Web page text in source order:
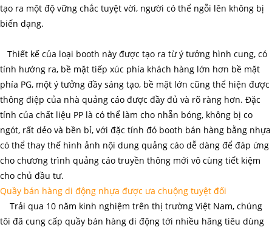
tạo ra một độ vững chắc tuyệt vời, người có thể ngỗi lên không bị
biến dạng.
Thiết kế của loại booth này được tạo ra từ ý tưởng hình cung, có
tính hướng ra, bề mặt tiếp xúc phía khách hàng lớn hơn bề mặt
phía PG, một ý tưởng đầy sáng tạo, bề mặt lớn cũng thể hiện được
thông điệp của nhà quảng cáo được đầy đủ và rõ ràng hơn. Đặc
tính của chất liệu PP là có thể làm cho nhẵn bóng, không bị co
ngót, rất dẻo và bền bỉ, với đặc tính đó booth bán hàng bằng nhựa
có thể thay thế hình ảnh nội dung quảng cáo dễ dàng để đáp ứng
cho chương trình quảng cáo truyền thông mới vô cùng tiết kiệm
cho chủ đầu tư.
Quầy bán hàng di động nhựa được ưa chuộng tuyệt đối
Trải qua 10 năm kinh nghiệm trên thị trường Việt Nam, chúng
tôi đã cung cấp quầy bán hàng di động tới nhiều hãng tiêu dùng